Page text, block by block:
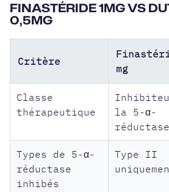
FINASTÉRIDE 1MG VS
0,5MG
Critère
mg
Classe
thérapeutique
la 5-α-
réductase
Types de 5-α-
réductase
inhibés
Type II